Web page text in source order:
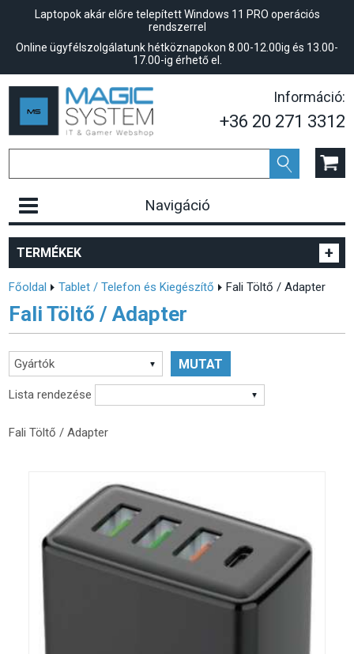
Laptopok akár előre telepített Windows 11 PRO operációs
rendszerrel
Online ügyfélszolgálatunk hétköznapokon 8.00-12.00ig és 13.00-
17.00-ig érhető el.
Információ:
+36 20 271 3312
Navigáció
TERMÉKEK +
Főoldal Tablet / Telefon és Kiegészítő Fali Töltő / Adapter
Fali Töltő / Adapter
Gyártók
Lista rendezése
Fali Töltő / Adapter